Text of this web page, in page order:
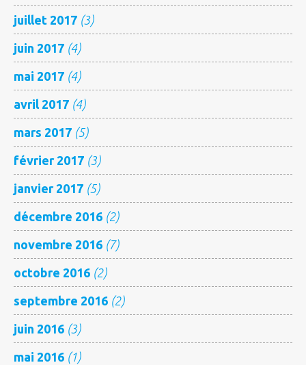
juillet 2017 (3)
juin 2017 (4)
mai 2017 (4)
avril 2017 (4)
mars 2017 (5)
février 2017 (3)
janvier 2017 (5)
décembre 2016 (2)
novembre 2016 (7)
octobre 2016 (2)
septembre 2016 (2)
juin 2016 (3)
mai 2016 (1)